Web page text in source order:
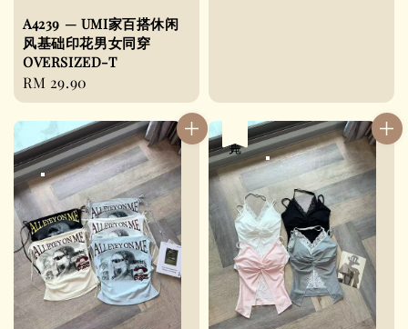
A4239 — UMI家百搭休闲
风基础印花男女同穿
OVERSIZED-T
Regular
price
RM 29.90